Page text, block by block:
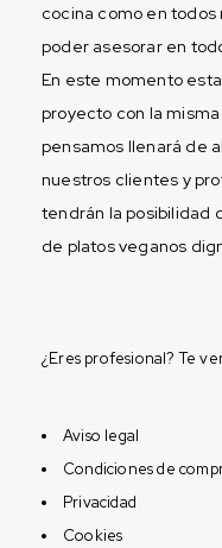
cocina como en
poder asesorar en
En este momento
proyecto con la
pensamos llenará de
nuestros clientes y
tendrán la posibilidad
de platos veganos
¿Eres profesional? Te
Aviso legal
Condiciones de
Privacidad
Cookies